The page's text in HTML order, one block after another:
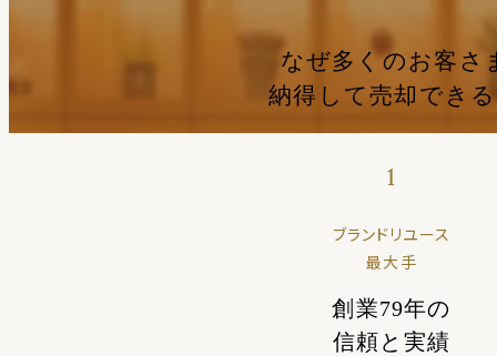
なぜ多くのお客さ
納得して売却でき
1
ブランドリユース
最大手
創業79年の
信頼と実績